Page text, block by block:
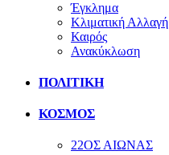
Έγκλημα
Κλιματική Αλλαγή
Καιρός
Ανακύκλωση
ΠΟΛΙΤΙΚΗ
ΚΟΣΜΟΣ
22ΟΣ ΑΙΩΝΑΣ